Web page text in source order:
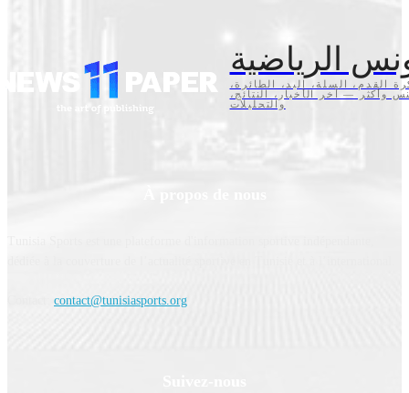
الرياضية
القدم، السلة، اليد، الطائرة،
وأكثر — آخر الأخبار، النتائج،
والتحليلات
contact@tunisiasports.org